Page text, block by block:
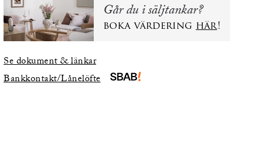
Går du i säljtankar?
boka värdering här!
Se dokument & länkar
Bankkontakt/Lånelöfte